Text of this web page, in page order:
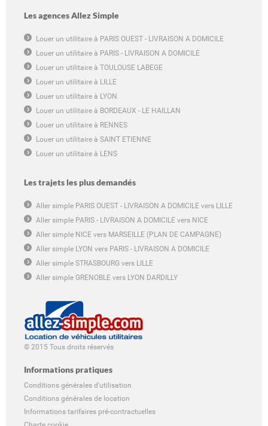
Les agences Allez Simple
Louer un utilitaire à PARIS OUEST - LIVRAISON A DOMICILE
Louer un utilitaire à PARIS - LIVRAISON A DOMICILE
Louer un utilitaire à TOULOUSE LABEGE
Louer un utilitaire à LILLE
Louer un utilitaire à LYON
Louer un utilitaire à BORDEAUX - LE HAILLAN
Louer un utilitaire à RENNES
Louer un utilitaire à SAINT ETIENNE
Louer un utilitaire à LENS
Les trajets les plus demandés
Aller simple PARIS OUEST - LIVRAISON A DOMICILE vers LILLE
Aller simple PARIS - LIVRAISON A DOMICILE vers NICE
Aller simple NICE vers MARSEILLE (PLAN DE CAMPAGNE)
Aller simple LYON vers PARIS - LIVRAISON A DOMICILE
Aller simple STRASBOURG vers LILLE
Aller simple GRENOBLE vers LYON DARDILLY
© 2015 Tous droits réservés
Informations pratiques
Conditions générales d'utilisation
Conditions générales de location
Informations tarifaires pré-contractuelles